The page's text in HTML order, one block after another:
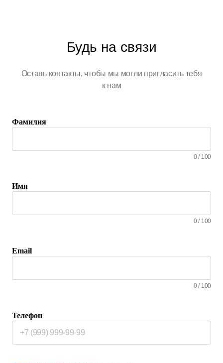
Будь на связи
Оставь контакты, чтобы мы могли пригласить тебя
к нам
Фамилия
0/ 100
Имя
0/ 100
Email
0/ 100
Телефон